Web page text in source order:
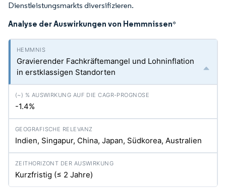
Dienstleistungsmarkts diversifizieren.
Analyse der Auswirkungen von Hemmnissen*
Gravierender Fachkräftemangel und Lohninflation
in erstklassigen Standorten
-1.4%
Indien, Singapur, China, Japan, Südkorea, Australien
Kurzfristig (≤ 2 Jahre)